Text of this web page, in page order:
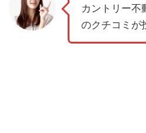
カントリー不
のクチコミが